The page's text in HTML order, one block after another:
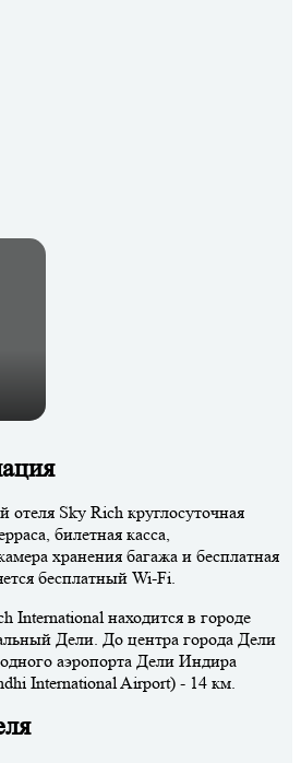
отеля Sky Rich круглосуточная
билетная касса,
хранения багажа и бесплатная
бесплатный Wi-Fi.
International находится в городе
Дели. До центра города Дели
аэропорта Дели Индира
International Airport) - 14 км.